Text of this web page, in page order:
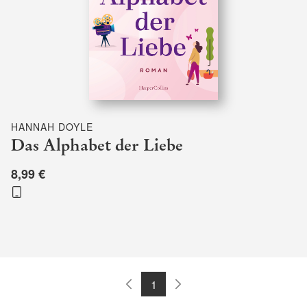
HANNAH DOYLE
Das Alphabet der Liebe
8,99 €
1